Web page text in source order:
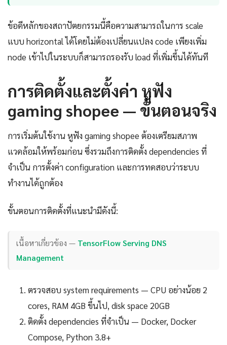
ข้อดีหลักของสถาปัตยกรรมนี้คือความสามารถในการ scale
แบบ horizontal ได้โดยไม่ต้องเปลี่ยนแปลง code เพียงเพิ่ม
node เข้าไปในระบบก็สามารถรองรับ load ที่เพิ่มขึ้นได้ทันที
การติดตั้งและตั้งค่า หูฟัง
gaming shopee — ขั้นตอนจริง
การเริ่มต้นใช้งาน หูฟัง gaming shopee ต้องเตรียมสภาพ
แวดล้อมให้พร้อมก่อน ซึ่งรวมถึงการติดตั้ง dependencies ที่
จำเป็น การตั้งค่า configuration และการทดสอบว่าระบบ
ทำงานได้ถูกต้อง
ขั้นตอนการติดตั้งที่แนะนำมีดังนี้:
เนื้อหาเกี่ยวข้อง — TensorFlow Serving DNS
Management
ตรวจสอบ system requirements — CPU อย่างน้อย 2
cores, RAM 4GB ขึ้นไป, disk space 20GB
ติดตั้ง dependencies ที่จำเป็น — Docker, Docker
Compose, Python 3.8+